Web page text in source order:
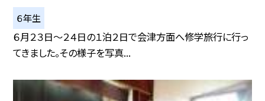
６年生
６月２３日〜２４日の１泊２日で会津方面へ修学旅行に行っ
てきました。その様子を写真...